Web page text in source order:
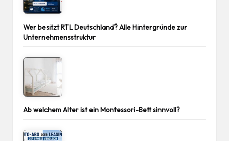
Wer besitzt RTL Deutschland? Alle Hintergründe zur
Unternehmensstruktur
Ab welchem Alter ist ein Montessori-Bett sinnvoll?